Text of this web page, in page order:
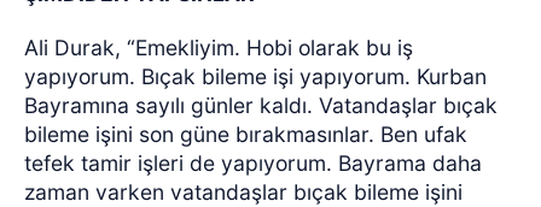
Ali Durak, “Emekliyim. Hobi olarak bu iş
yapıyorum. Bıçak bileme işi yapıyorum. Kurban
Bayramına sayılı günler kaldı. Vatandaşlar bıçak
bileme işini son güne bırakmasınlar. Ben ufak
tefek tamir işleri de yapıyorum. Bayrama daha
zaman varken vatandaşlar bıçak bileme işini